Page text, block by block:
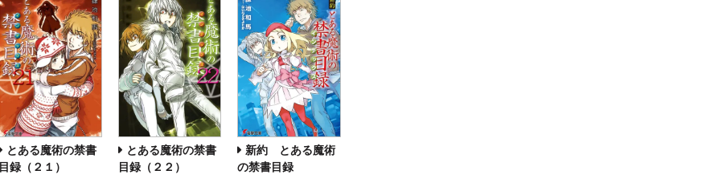
とある魔術の禁書
目録（２１）
とある魔術の禁書
目録（２２）
新約 とある魔術
の禁書目録